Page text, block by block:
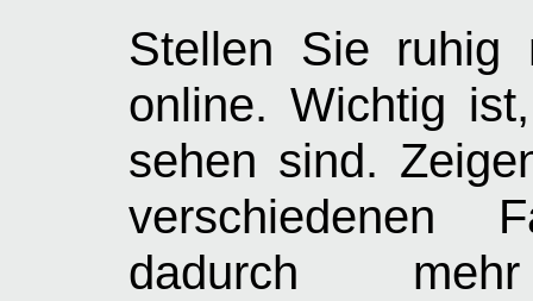
Stellen Sie ruhig
online. Wichtig
sehen sind.
verschiedenen
dadurch